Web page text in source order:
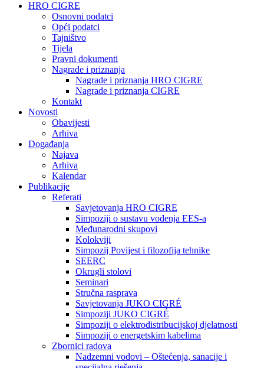
HRO CIGRE
Osnovni podatci​
Opći podatci
Tajništvo
Tijela
Pravni dokumenti
Nagrade i priznanja
Nagrade i priznanja HRO CIGRE
Nagrade i priznanja CIGRE
Kontakt
Novosti
Obavijesti
Arhiva
Događanja
Najava
Arhiva
Kalendar
Publikacije
Referati
Savjetovanja HRO CIGRE
Simpoziji o sustavu vođenja EES-a
Međunarodni skupovi
Kolokviji​
Simpozij Povijest i filozofija tehnike
SEERC
Okrugli stolovi
Seminari​
Stručna rasprava​
Savjetovanja JUKO CIGRÉ
Simpoziji JUKO CIGRÉ
Simpoziji o elektrodistribucijskoj djelatnosti
Simpoziji o energetskim kabelima
Zbornici radova
Nadzemni vodovi – Oštećenja, sanacije i